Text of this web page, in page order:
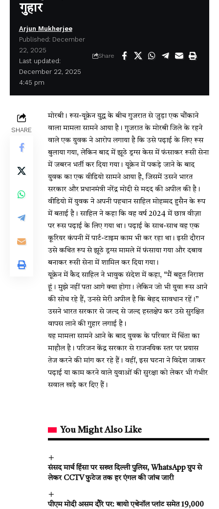
गुहार
Last updated:
December 22, 2025
4:45 pm
Arjun Mukherjee
Published: December
22, 2025
Share
SHARE
मोरबी। रूस-यूक्रेन युद्ध के बीच गुजरात से जुड़ा एक चौंकाने
वाला मामला सामने आया है। गुजरात के मोरबी जिले के रहने
वाले एक युवक ने आरोप लगाया है कि उसे पढ़ाई के लिए रूस
बुलाया गया, लेकिन बाद में झूठे ड्रग्स केस में फंसाकर रूसी सेना
में जबरन भर्ती कर दिया गया। यूक्रेन में पकड़े जाने के बाद
युवक का एक वीडियो सामने आया है, जिसमें उसने भारत
सरकार और प्रधानमंत्री नरेंद्र मोदी से मदद की अपील की है।
वीडियो में युवक ने अपनी पहचान साहिल मोहम्मद हुसैन के रूप
में बताई है। साहिल ने कहा कि वह वर्ष 2024 में छात्र वीज़ा
पर रूस पढ़ाई के लिए गया था। पढ़ाई के साथ-साथ वह एक
कूरियर कंपनी में पार्ट-टाइम काम भी कर रहा था। इसी दौरान
उसे कथित रूप से झूठे ड्रग्स मामले में फंसाया गया और दबाव
बनाकर रूसी सेना में शामिल कर दिया गया।
यूक्रेन में कैद साहिल ने भावुक संदेश में कहा, “मैं बहुत निराश
हूं। मुझे नहीं पता आगे क्या होगा। लेकिन जो भी युवा रूस आने
की सोच रहे हैं, उनसे मेरी अपील है कि बेहद सावधान रहें।”
उसने भारत सरकार से जल्द से जल्द हस्तक्षेप कर उसे सुरक्षित
वापस लाने की गुहार लगाई है।
यह मामला सामने आने के बाद युवक के परिवार में चिंता का
माहौल है। परिजन केंद्र सरकार से राजनयिक स्तर पर प्रयास
तेज करने की मांग कर रहे हैं। वहीं, इस घटना ने विदेश जाकर
पढ़ाई या काम करने वाले युवाओं की सुरक्षा को लेकर भी गंभीर
सवाल खड़े कर दिए हैं।
You Might Also Like
संसद मार्च हिंसा पर सख्त दिल्ली पुलिस, WhatsApp ग्रुप से
लेकर CCTV फुटेज तक हर एंगल की जांच जारी
पीएम मोदी असम दौरे पर: बायो एथेनॉल प्लांट समेत ₹19,000